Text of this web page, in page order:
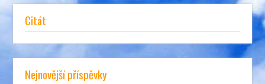
Citát
Nejnovější příspěvky